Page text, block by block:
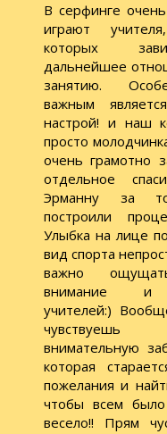
В серфинге
играют
которых
дальнейшее
занятию.
важным
настрой! и наш
просто
очень грамотно
отдельное
Эрманну за
построили
Улыбка на лице
вид спорта
важно
внимание и
учителей:)
внимательную
которая
пожелания и
чтобы всем
весело!! Прям